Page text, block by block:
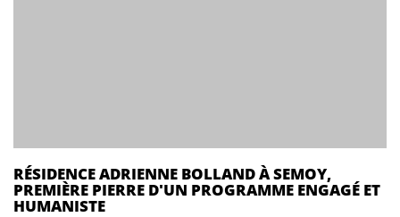
RÉSIDENCE ADRIENNE BOLLAND À SEMOY,
PREMIÈRE PIERRE D'UN PROGRAMME ENGAGÉ ET
HUMANISTE